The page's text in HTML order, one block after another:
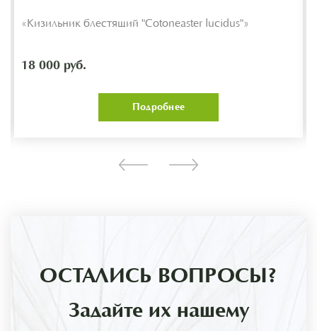
«Кизильник блестящий "Cotoneaster lucidus"»
18 000 руб.
Подробнее
ОСТАЛИСЬ ВОПРОСЫ?
Задайте их нашему